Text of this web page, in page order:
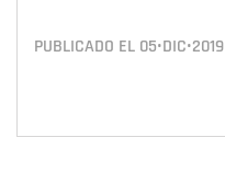
PUBLICADO EL 05•DIC•2019